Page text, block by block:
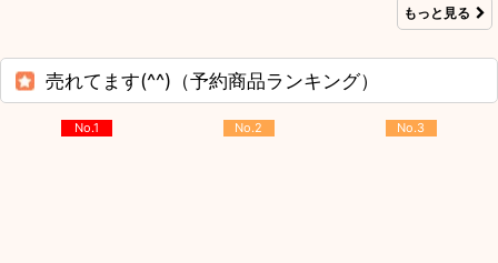
もっと見る
売れてます(^^)（予約商品ランキング）
No.1 No.2 No.3